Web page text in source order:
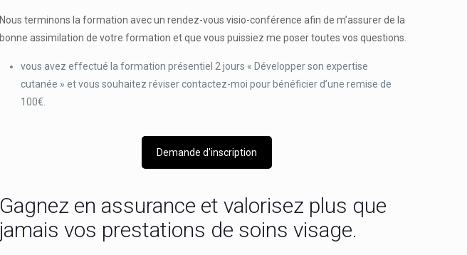
Nous terminons la formation avec un rendez-vous visio-conférence afin de m’assurer de la
bonne assimilation de votre formation et que vous puissiez me poser toutes vos questions.
vous avez effectué la formation présentiel 2 jours « Développer son expertise
cutanée » et vous souhaitez réviser contactez-moi pour bénéficier d’une remise de
100€.
Demande d'inscription
Gagnez en assurance et valorisez plus que
jamais vos prestations de soins visage.